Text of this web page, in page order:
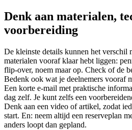
Denk aan materialen,
voorbereiding
De kleinste details kunnen het verschil
materialen vooraf klaar hebt liggen:
flip-over, noem maar op. Check of de
Bedenk ook wat je deelnemers vooraf
Een korte e-mail met praktische
dag zelf. Je kunt zelfs een
Denk aan een video of artikel, zodat
start. En: neem altijd een reserveplan
anders loopt dan gepland.